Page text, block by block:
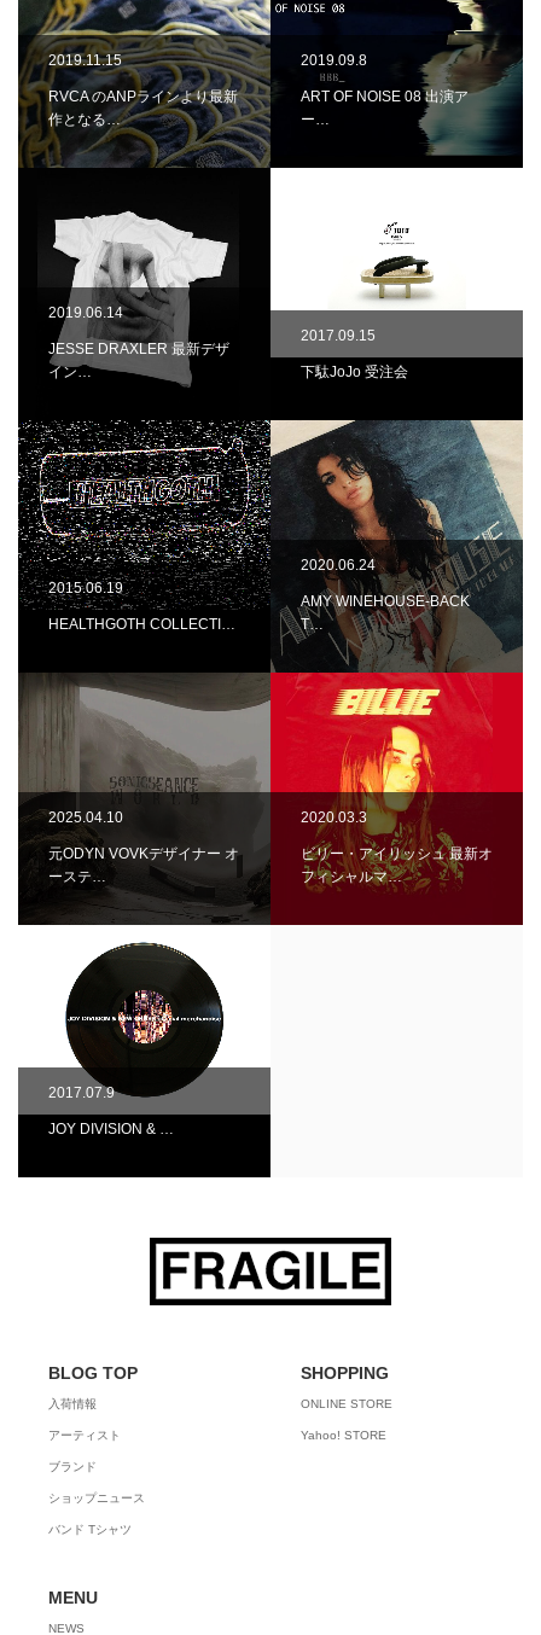
2019.11.15
RVCA のANPラインより最新
作となる…
2019.09.8
ART OF NOISE 08 出演ア
ー…
2019.06.14
JESSE DRAXLER 最新デザ
イン…
2017.09.15
下駄JoJo 受注会
2015.06.19
HEALTHGOTH COLLECTI…
2020.06.24
AMY WINEHOUSE-BACK
T…
2025.04.10
元ODYN VOVKデザイナー オ
ーステ…
2020.03.3
ビリー・アイリッシュ 最新オ
フィシャルマ…
2017.07.9
JOY DIVISION & …
BLOG TOP
入荷情報
アーティスト
ブランド
ショップニュース
バンド Tシャツ
SHOPPING
ONLINE STORE
Yahoo! STORE
MENU
NEWS